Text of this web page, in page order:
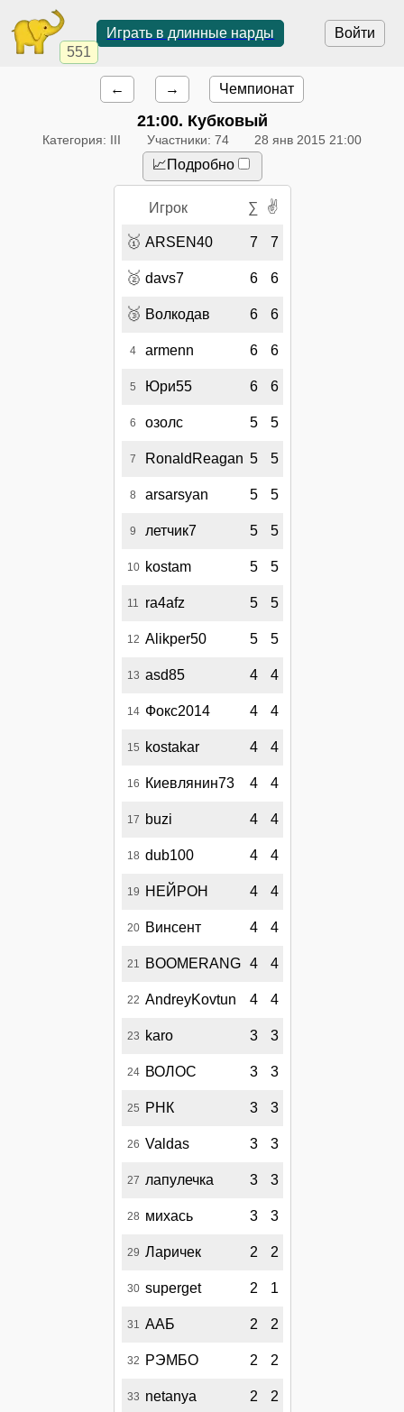
551
Войти
Играть в длинные нарды
← → Чемпионат
21:00. Кубковый
Категория: III Участники: 74 28 янв 2015 21:00
📈Подробно
Игрок ∑ ✌
🥇 ARSEN40 7 7
🥈 davs7 6 6
🥉 Волкодав 6 6
4 armenn 6 6
5 Юри55 6 6
6 озолс 5 5
7 RonaldReagan 5 5
8 arsarsyan 5 5
9 летчик7 5 5
10 kostam 5 5
11 ra4afz 5 5
12 Alikper50 5 5
13 asd85 4 4
14 Фокс2014 4 4
15 kostakar 4 4
16 Киевлянин73 4 4
17 buzi 4 4
18 dub100 4 4
19 НЕЙРОН 4 4
20 Винсент 4 4
21 BOOMERANG 4 4
22 AndreyKovtun 4 4
23 karo 3 3
24 ВОЛОС 3 3
25 РНК 3 3
26 Valdas 3 3
27 лапулечка 3 3
28 михась 3 3
29 Ларичек 2 2
30 superget 2 1
31 ААБ 2 2
32 РЭМБО 2 2
33 netanya 2 2